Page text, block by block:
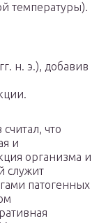
температуры).
н. э.), добавив
что
и
организма и
служит
патогенных